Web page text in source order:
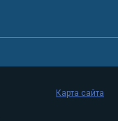
Карта сайта